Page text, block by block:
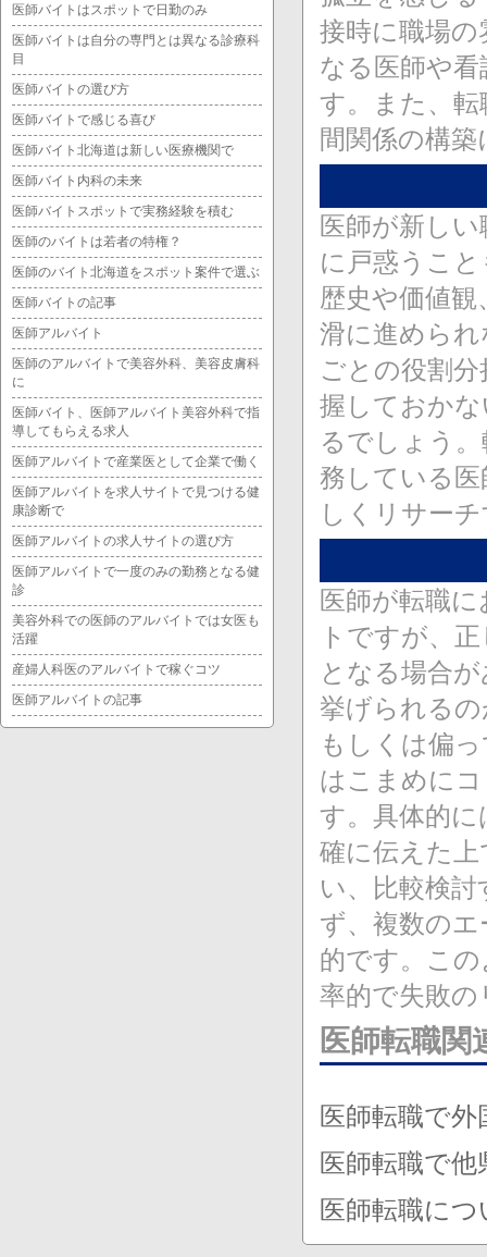
接時に職場
なる医師や
す。また、
間関係の構
医師が新し
に戸惑うこ
歴史や価値
滑に進めら
ごとの役割
握しておか
るでしょう
務している
しくリサー
医師が転職
トですが、
となる場合
挙げられる
もしくは偏
はこまめに
す。具体的
確に伝えた
い、比較検
ず、複数の
的です。こ
率的で失敗
医師転職関
医師転職で
医師転職で
医師転職に
医師バイトはスポットで日勤のみ
医師バイトは自分の専門とは異なる診療科
目
医師バイトの選び方
医師バイトで感じる喜び
医師バイト北海道は新しい医療機関で
医師バイト内科の未来
医師バイトスポットで実務経験を積む
医師のバイトは若者の特権？
医師のバイト北海道をスポット案件で選ぶ
医師バイトの記事
医師アルバイト
医師のアルバイトで美容外科、美容皮膚科
に
医師バイト、医師アルバイト美容外科で指
導してもらえる求人
医師アルバイトで産業医として企業で働く
医師アルバイトを求人サイトで見つける健
康診断で
医師アルバイトの求人サイトの選び方
医師アルバイトで一度のみの勤務となる健
診
美容外科での医師のアルバイトでは女医も
活躍
産婦人科医のアルバイトで稼ぐコツ
医師アルバイトの記事